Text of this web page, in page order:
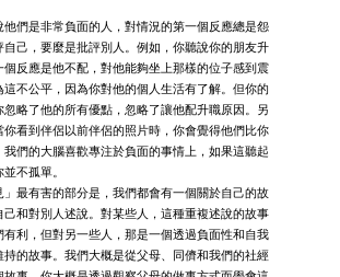
他們是非常負面的人，對情況的第一個反應總是怨
自己，要麼是批評別人。例如，你聽說你的朋友升
個反應是他不配，對他能夠坐上那樣的位子感到震
這不公平，因為你對他的個人生活有了解。但你的
忽略了他的所有優點，忽略了讓他配升職原因。另
你看到伴侶以前伴侶的照片時，你會覺得他們比你
我們的大腦喜歡專注於負面的事情上，如果這聽起
不孤單。
」最有害的部分是，我們都會有一個關於自己的故
己和對別人述說。對某些人，這種重複述說的故事
有利，但對另一些人，那是一個透過負面性和自我
持的故事。我們大概是從父母、同儕和我們的社經